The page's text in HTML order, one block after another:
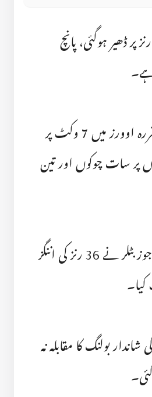
تیسرے ٹی ٹوئنٹی میں انگلینڈ کے خلاف بھارتی ٹیم صرف 76 رنز پر ڈھیر ہوگئی، پانچ
ناٹنگھم میں کھیلے گئے میچ میں پہلے انگلینڈ نے بیٹنگ کی اور مقررہ اوورز میں 7 وکٹ پر
اوپنر فل سالٹ نے 70 رنز 44 گیندوں پر سات چوکوں اور تین
سیم کرن نے 41 رنز ناٹ آؤٹ اسکور کئے، اس کے علاوہ جوز بٹلر نے 36 رنز کی اننگز
بولنگ کا مقابلہ نہ